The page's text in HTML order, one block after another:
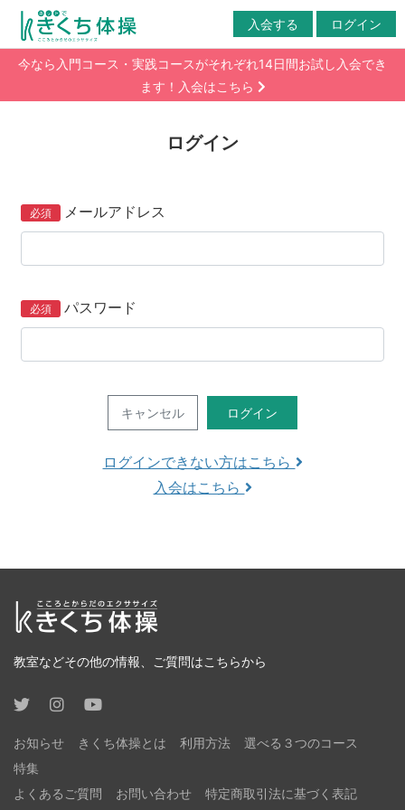
入会する ログイン
今なら入門コース・実践コースがそれぞれ14日間お試し入会でき
ます！入会はこちら
ログイン
メールアドレス
パスワード
キャンセル ログイン
ログインできない方はこちら
入会はこちら
教室などその他の情報、ご質問はこちらから
お知らせ きくち体操とは 利用方法
選べる３つのコース
特集
よくあるご質問
お問い合わせ 特定商取引法に基づく表記